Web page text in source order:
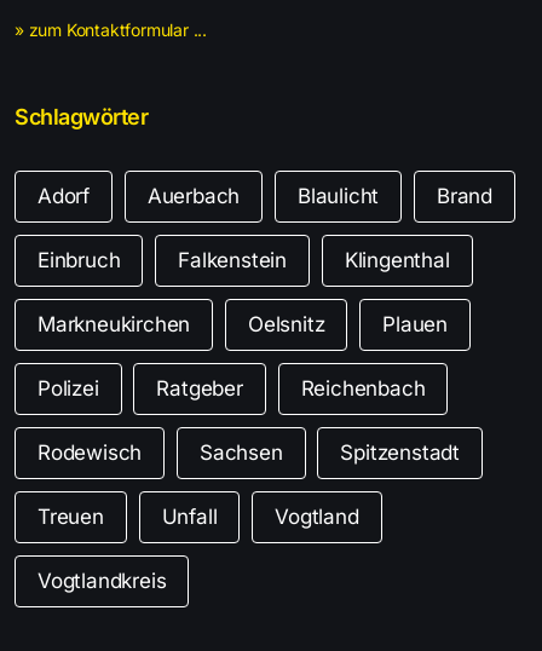
» zum Kontaktformular ...
Schlagwörter
Adorf Auerbach Blaulicht Brand
Einbruch Falkenstein Klingenthal
Markneukirchen Oelsnitz Plauen
Polizei Ratgeber Reichenbach
Rodewisch Sachsen Spitzenstadt
Treuen Unfall Vogtland
Vogtlandkreis